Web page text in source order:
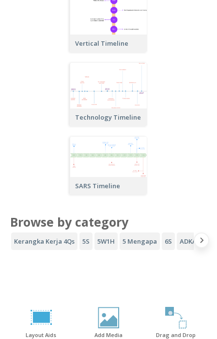
Vertical Timeline
Technology Timeline
SARS Timeline
Browse by category
Kerangka Kerja 4Qs 5S 5W1H 5 Mengapa 6S ADKAR
Layout Aids Add Media Drag and Drop